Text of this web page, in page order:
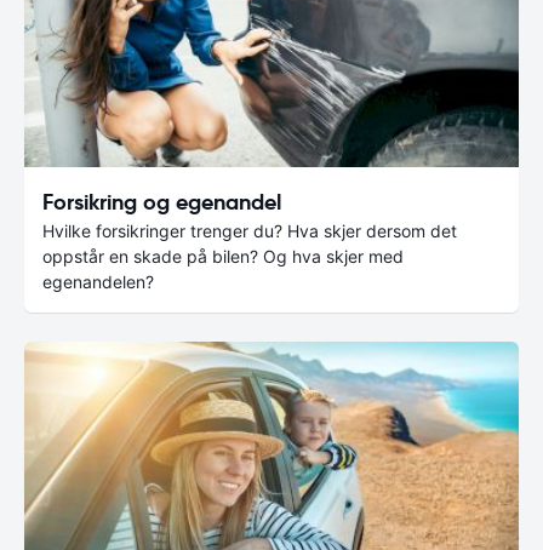
Forsikring og egenandel
Hvilke forsikringer trenger du? Hva skjer dersom det
oppstår en skade på bilen? Og hva skjer med
egenandelen?